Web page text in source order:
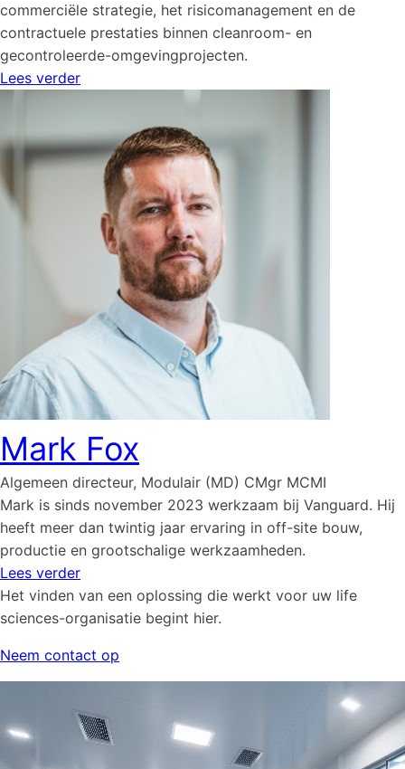
commerciële strategie, het risicomanagement en de
contractuele prestaties binnen cleanroom- en
gecontroleerde-omgevingprojecten.
Lees verder
Mark Fox
Algemeen directeur, Modulair (MD) CMgr MCMI
Mark is sinds november 2023 werkzaam bij Vanguard. Hij
heeft meer dan twintig jaar ervaring in off-site bouw,
productie en grootschalige werkzaamheden.
Lees verder
Het vinden van een oplossing die werkt voor uw life
sciences-organisatie begint hier.
Neem contact op